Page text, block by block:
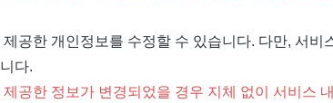
공한 개인정보를 수정할 수 있습니다. 다만, 서비
다.
공한 정보가 변경되었을 경우 지체 없이 서비스